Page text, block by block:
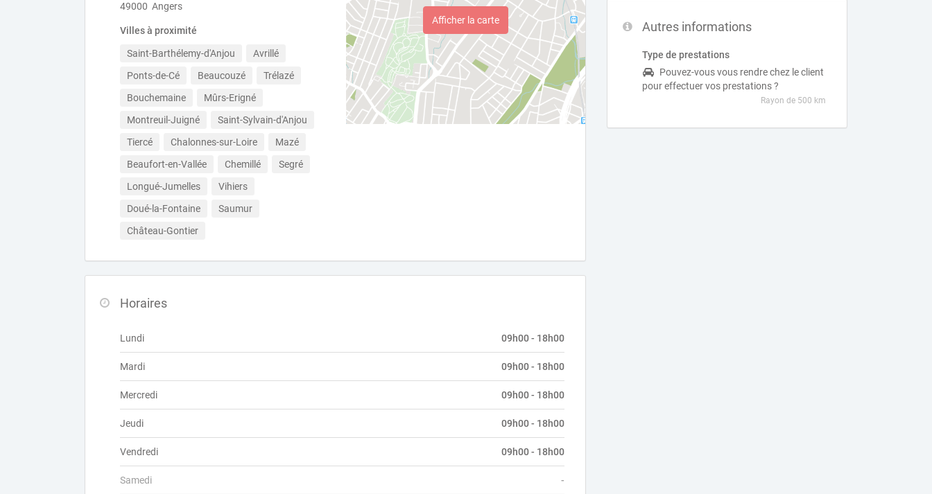
Autres informations
Type de prestations
Pouvez-vous vous rendre chez le client
pour effectuer vos prestations ?
Rayon de 500 km
49000 Angers
Villes à proximité
Saint-Barthélemy-d'Anjou
Avrillé
Ponts-de-Cé
Beaucouzé
Trélazé
Bouchemaine
Mûrs-Erigné
Montreuil-Juigné
Saint-Sylvain-d'Anjou
Tiercé
Chalonnes-sur-Loire
Mazé
Beaufort-en-Vallée
Chemillé
Segré
Longué-Jumelles
Vihiers
Doué-la-Fontaine
Saumur
Château-Gontier
Afficher la carte
Horaires
Lundi 09h00 - 18h00
Mardi 09h00 - 18h00
Mercredi 09h00 - 18h00
Jeudi 09h00 - 18h00
Vendredi 09h00 - 18h00
Samedi -